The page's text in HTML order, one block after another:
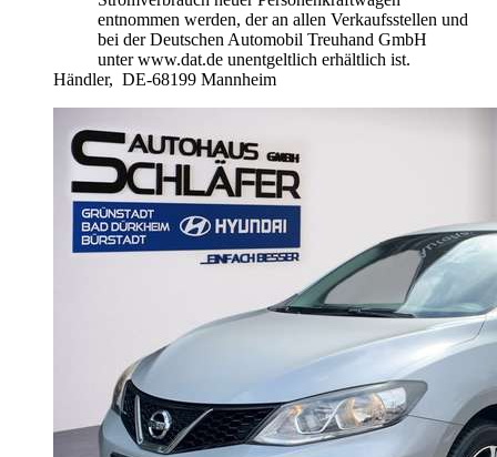
entnommen werden, der an allen Verkaufsstellen und
bei der Deutschen Automobil Treuhand GmbH
unter www.dat.de unentgeltlich erhältlich ist.
Händler, DE-68199 Mannheim